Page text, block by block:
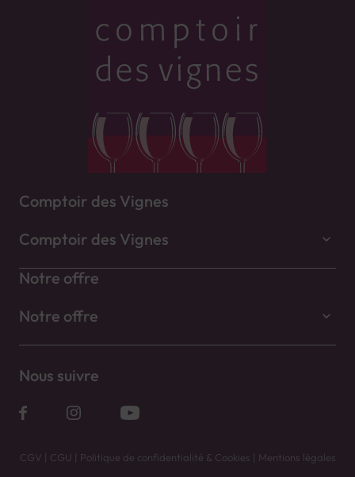
Comptoir des Vignes
Comptoir des Vignes
Notre offre
Notre offre
Nous suivre
CGV | CGU | Politique de confidentialité & Cookies | Mentions légales